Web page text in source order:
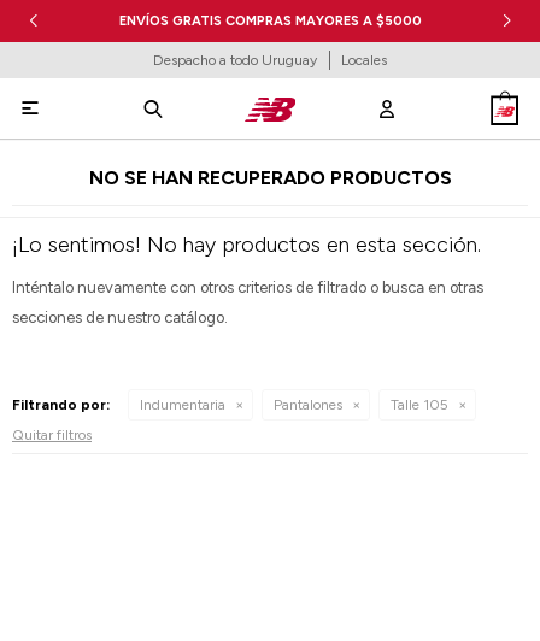
ENVÍOS GRATIS COMPRAS MAYORES A $5000
Despacho a todo Uruguay Locales

NO SE HAN RECUPERADO PRODUCTOS
¡Lo sentimos! No hay productos en esta sección.
Inténtalo nuevamente con otros criterios de filtrado o busca en otras
secciones de nuestro catálogo.
Filtrando por: Indumentaria Pantalones
Talle 105
Quitar filtros